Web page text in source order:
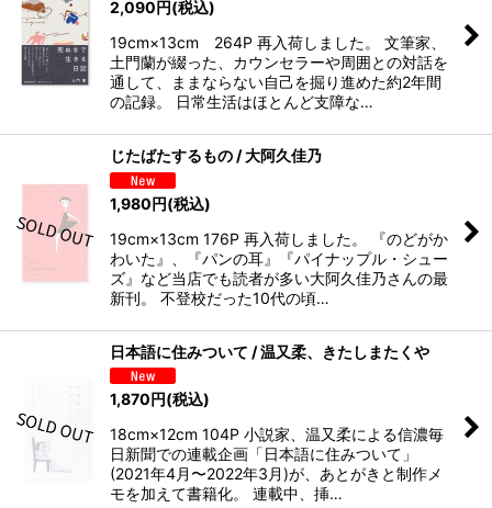
2,090円(税込)
19cm×13cm 264P 再入荷しました。 文筆家、
土門蘭が綴った、カウンセラーや周囲との対話を
通して、ままならない自己を掘り進めた約2年間
の記録。 日常生活はほとんど支障な…
じたばたするもの / 大阿久佳乃
1,980円(税込)
19cm×13cm 176P 再入荷しました。 『のどがか
わいた』、『パンの耳』『パイナップル・シュー
ズ』など当店でも読者が多い大阿久佳乃さんの最
新刊。 不登校だった10代の頃…
日本語に住みついて / 温又柔、きたしまたくや
1,870円(税込)
18cm×12cm 104P 小説家、温又柔による信濃毎
日新聞での連載企画「日本語に住みついて」
(2021年4月〜2022年3月)が、あとがきと制作メ
モを加えて書籍化。 連載中、挿…